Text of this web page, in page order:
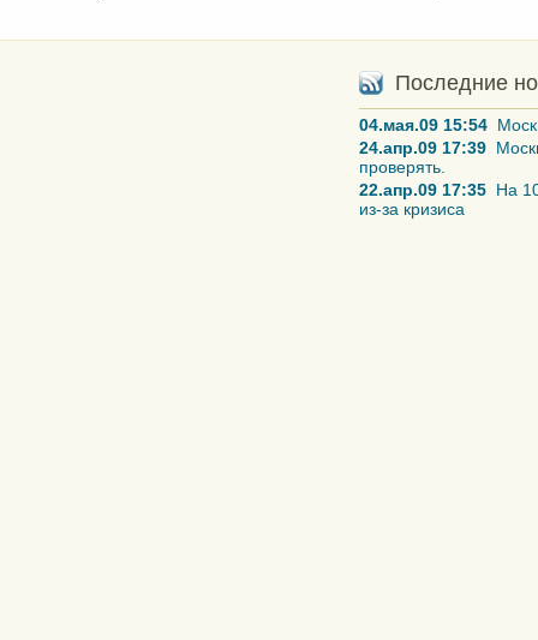
Последние
04.мая.09 15:54
24.апр.09 17:39
проверять.
22.апр.09 17:35 На
из-за кризиса